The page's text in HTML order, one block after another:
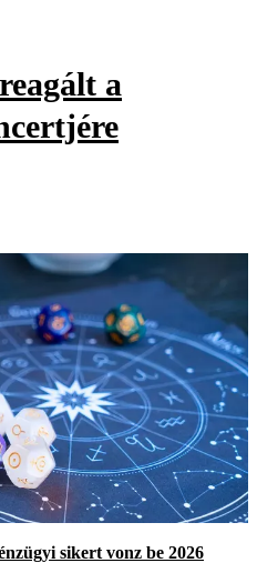
a
sikert vonz be 2026